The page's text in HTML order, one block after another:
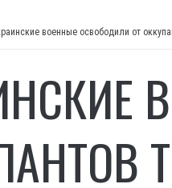
военные освободили от